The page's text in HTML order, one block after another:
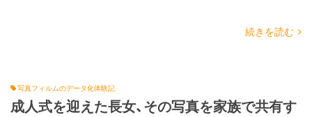
続きを読む
写真フィルムのデータ化体験記
成人式を迎えた長女、その写真を家族で共有す